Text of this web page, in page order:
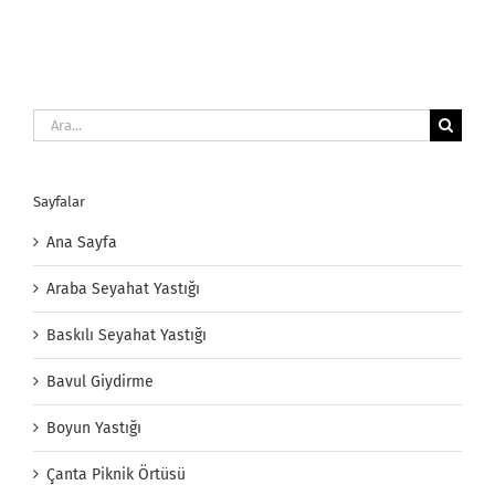
Ara:
Sayfalar
Ana Sayfa
Araba Seyahat Yastığı
Baskılı Seyahat Yastığı
Bavul Giydirme
Boyun Yastığı
Çanta Piknik Örtüsü